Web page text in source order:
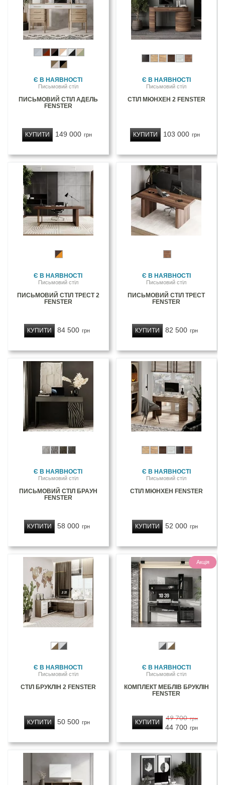
Є В НАЯВНОСТІ
Письмовий стіл
ПИСЬМОВИЙ СТІЛ АДЕЛЬ
FENSTER
149 000 грн
КУПИТИ
Є В НАЯВНОСТІ
Письмовий стіл
СТІЛ МЮНХЕН 2 FENSTER
103 000 грн
КУПИТИ
Є В НАЯВНОСТІ
Письмовий стіл
ПИСЬМОВИЙ СТІЛ ТРЕСТ 2
FENSTER
84 500 грн
КУПИТИ
Є В НАЯВНОСТІ
Письмовий стіл
ПИСЬМОВИЙ СТІЛ ТРЕСТ
FENSTER
82 500 грн
КУПИТИ
Є В НАЯВНОСТІ
Письмовий стіл
ПИСЬМОВИЙ СТІЛ БРАУН
FENSTER
58 000 грн
КУПИТИ
Є В НАЯВНОСТІ
Письмовий стіл
СТІЛ МЮНХЕН FENSTER
52 000 грн
КУПИТИ
Є В НАЯВНОСТІ
Письмовий стіл
СТІЛ БРУКЛІН 2 FENSTER
50 500 грн
КУПИТИ
Акція
Є В НАЯВНОСТІ
Письмовий стіл
КОМПЛЕКТ МЕБЛІВ БРУКЛІН
FENSTER
49 700 грн
44 700 грн
КУПИТИ